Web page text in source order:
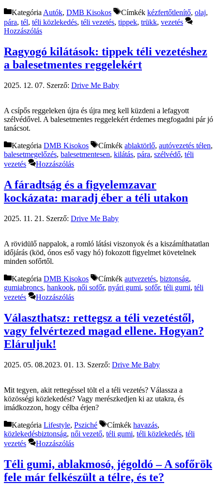
Kategória Autók, DMB Kisokos Címkék kézfertőtlenítő, olaj,
pára, tél, téli közlekedés, téli vezetés, tippek, trükk, vezetés
Hozzászólás
Ragyogó kilátások: tippek téli vezetéshez
a balesetmentes reggelekért
2025. 12. 07. Szerző: Drive Me Baby
A csípős reggeleken újra és újra meg kell küzdeni a lefagyott
szélvédővel. A balesetmentes reggelekért érdemes megfogadni pár jó
tanácsot.
Kategória DMB Kisokos Címkék ablaktörlő, autóvezetés télen,
balesetmegelőzés, balesetmentesen, kilátás, pára, szélvédő, téli
vezetés
Hozzászólás
A fáradtság és a figyelemzavar
kockázata: maradj éber a téli utakon
2025. 11. 21. Szerző: Drive Me Baby
A rövidülő nappalok, a romló látási viszonyok és a kiszámíthatatlan
időjárás (köd, ónos eső vagy hó) fokozott figyelmet követelnek
minden sofőrtől.
Kategória DMB Kisokos Címkék autvezetés, biztonság,
gumiabroncs, hankook, női sofőr, nyári gumi, sofőr, téli gumi, téli
vezetés
Hozzászólás
Választhatsz: rettegsz a téli vezetéstől,
vagy felvértezed magad ellene. Hogyan?
Eláruljuk!
2025. 05. 08.2023. 01. 13. Szerző: Drive Me Baby
Mit tegyen, akit rettegéssel tölt el a téli vezetés? Válassza a
közösségi közlekedést? Vagy merészkedjen ki az utakra, és
imádkozzon, hogy célba érjen?
Kategória Lifestyle, Psziché Címkék havazás,
közlekedésbiztonság, női vezető, téli gumi, téli közlekedés, téli
vezetés
Hozzászólás
Téli gumi, ablakmosó, jégoldó – A sofőrök
fele már felkészült a télre, és te?